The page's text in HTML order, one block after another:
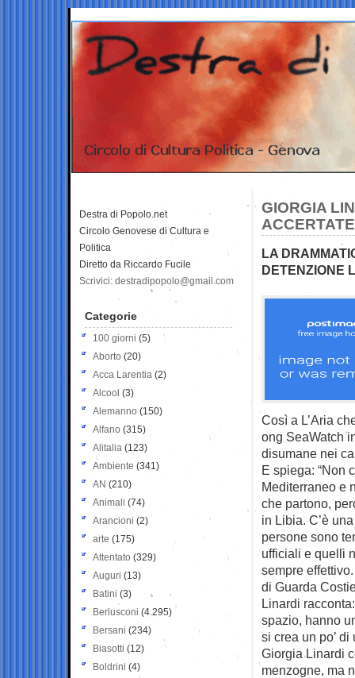
GIORGIA
LA
DETENZIONE
Così a L’Aria
ong SeaWatch
disumane nei
E spiega: “Non
Mediterraneo e
che partono,
in Libia. C’è
persone sono
ufficiali e quelli
sempre
di Guarda
Linardi
spazio, hanno
si crea un po’
Giorgia Linardi
menzogne, ma
Destra di Popolo.net
Circolo Genovese di Cultura e
Politica
Diretto da Riccardo Fucile
Scrivici: destradipopolo@gmail.com
Categorie
100 giorni (5)
Aborto (20)
Acca Larentia (2)
Alcool (3)
Alemanno (150)
Alfano (315)
Alitalia (123)
Ambiente (341)
AN (210)
Animali (74)
Arancioni (2)
arte (175)
Attentato (329)
Auguri (13)
Batini (3)
Berlusconi (4.295)
Bersani (234)
Biasotti (12)
Boldrini (4)